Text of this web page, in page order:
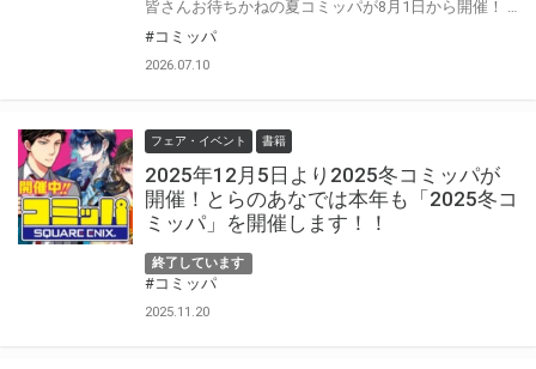
#コミッパ
2026.07.10
フェア・イベント 書籍
2025年12月5日より2025冬コミッパが
開催！とらのあなでは本年も「2025冬コ
ミッパ」を開催します！！
終了しています
#コミッパ
2025.11.20